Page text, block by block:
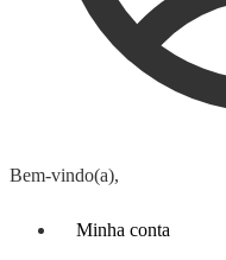
Bem-vindo(a),
Minha conta